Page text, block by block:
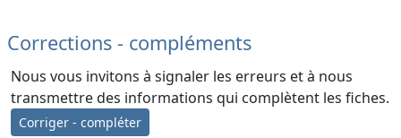
Corrections - compléments
Nous vous invitons à signaler les erreurs et à nous
transmettre des informations qui complètent les fiches.
Corriger - compléter